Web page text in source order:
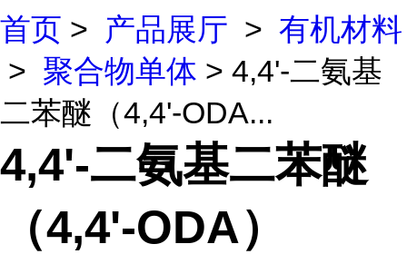
首页 > 产品展厅 > 有机材料
> 聚合物单体 > 4,4'-二氨基
二苯醚（4,4'-ODA...
4,4'-二氨基二苯醚
（4,4'-ODA）